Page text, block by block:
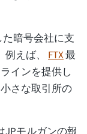
暗号会社に支
えば、 FTX最
インを提供し
さな取引所の